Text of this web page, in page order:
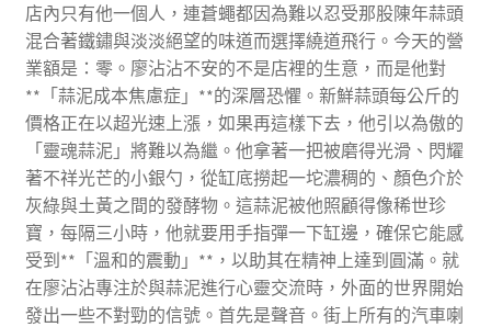
店內只有他一個人，連蒼蠅都因為難以忍受那股陳年蒜頭
混合著鐵鏽與淡淡絕望的味道而選擇繞道飛行。今天的營
業額是：零。廖沾沾不安的不是店裡的生意，而是他對
**「蒜泥成本焦慮症」**的深層恐懼。新鮮蒜頭每公斤的
價格正在以超光速上漲，如果再這樣下去，他引以為傲的
「靈魂蒜泥」將難以為繼。他拿著一把被磨得光滑、閃耀
著不祥光芒的小銀勺，從缸底撈起一坨濃稠的、顏色介於
灰綠與土黃之間的發酵物。這蒜泥被他照顧得像稀世珍
寶，每隔三小時，他就要用手指彈一下缸邊，確保它能感
受到**「溫和的震動」**，以助其在精神上達到圓滿。就
在廖沾沾專注於與蒜泥進行心靈交流時，外面的世界開始
發出一些不對勁的信號。首先是聲音。街上所有的汽車喇